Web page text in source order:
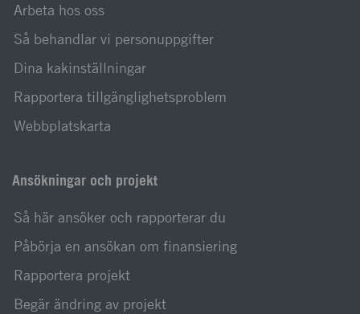
Arbeta hos oss
Så behandlar vi personuppgifter
Dina kakinställningar
Rapportera tillgänglighetsproblem
Webbplatskarta
Ansökningar och projekt
Så här ansöker och rapporterar du
Påbörja en ansökan om finansiering
Rapportera projekt
Begär ändring av projekt